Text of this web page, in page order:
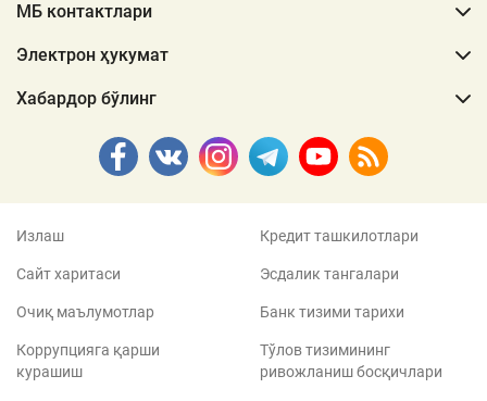
МБ контактлари
Электрон ҳукумат
Хабардор бўлинг
Излаш
Сайт харитаси
Очиқ маълумотлар
Коррупцияга қарши
курашиш
Кредит ташкилотлари
Эсдалик тангалари
Банк тизими тарихи
Тўлов тизимининг
ривожланиш босқичлари